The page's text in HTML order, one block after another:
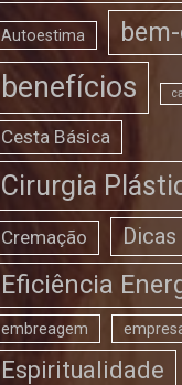
Autoestima
benefícios
Cesta Básica
Cirurgia
Cremação Dicas
Eficiência
embreagem
Espiritualidade